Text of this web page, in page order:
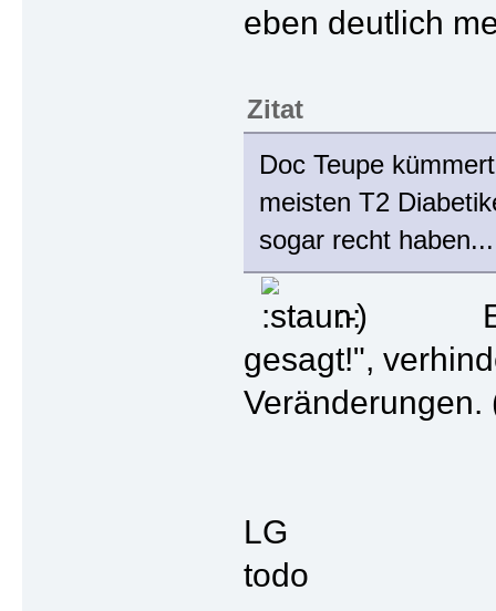
eben deutlich
Zitat
Doc Teupe
meisten T2
sogar recht
:-) Eben
gesagt!",
LG
todo